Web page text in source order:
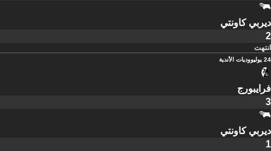
ديربي كاونتي
2
انتهت
24 يوليو وديات الأندية
فرايبورج
3
ديربي كاونتي
1